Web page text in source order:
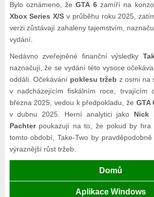
Bylo oznámeno, žeGTA 6zamíří na
Xbox Series X/S v průběhu roku 2025,
verzi zůstávají zahaleny tajemstvím,
vydání.
Nedávno zveřejněné finanční výsledky
naznačují, že se vydání této vysoce
oddálí. Očekávání poklesu tržeb z osmi na
v nadcházejícím fiskálním roce, trvajícím
března 2025, vedou k předpokladu, že GTA
v dubnu 2025. Herní analytici jako Nick
Pachterpoukazují na to, že pokud by hra
tomto období, Take-Two by
výraznější růst tržeb.
Domů
Aplikace Windows